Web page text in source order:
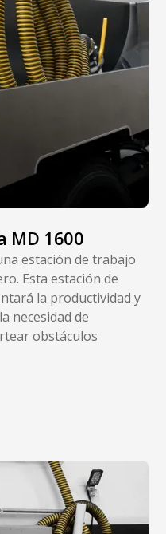
MD 1600
estación de trabajo
Esta estación de
la productividad y
necesidad de
obstáculos